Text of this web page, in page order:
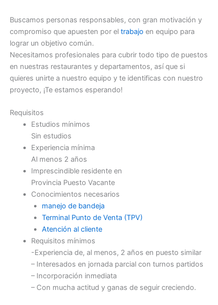
Buscamos personas responsables, con gran motivación y
compromiso que apuesten por el trabajo en equipo para
lograr un objetivo común.
Necesitamos profesionales para cubrir todo tipo de puestos
en nuestras restaurantes y departamentos, así que si
quieres unirte a nuestro equipo y te identificas con nuestro
proyecto, ¡Te estamos esperando!
Requisitos
Estudios mínimos
Sin estudios
Experiencia mínima
Al menos 2 años
Imprescindible residente en
Provincia Puesto Vacante
Conocimientos necesarios
manejo de bandeja
Terminal Punto de Venta (TPV)
Atención al cliente
Requisitos mínimos
-Experiencia de, al menos, 2 años en puesto similar
– Interesados en jornada parcial con turnos partidos
– Incorporación inmediata
– Con mucha actitud y ganas de seguir creciendo.